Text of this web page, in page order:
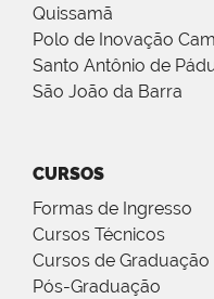
Quissamã
Polo de Inovação
Santo Antônio de
São João da Barra
CURSOS
Formas de Ingresso
Cursos Técnicos
Cursos de Graduação
Pós-Graduação